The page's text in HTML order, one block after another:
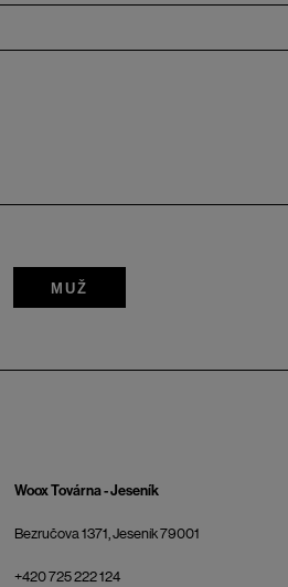
MUŽ
Woox Továrna - Jeseník
Bezručova 1371, Jeseník 79001
+420 725 222 124